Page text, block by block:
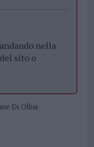
nella
sito o
Di Olbia